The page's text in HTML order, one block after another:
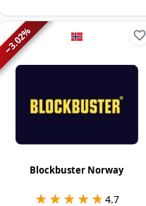
−
3.02
%
Blockbuster Norway
★★★★★
★★★★★ 4.7